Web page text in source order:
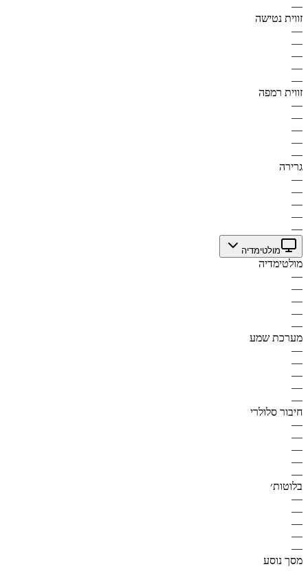
—
זווית נטישה
—
—
—
—
—
זווית רמפה
—
—
—
—
—
גרירה
—
—
—
—
—
מולטימדיה
מולטימדיה
—
—
—
—
—
מערכת שמע
—
—
—
—
—
חיבור סלולרי
—
—
—
—
—
בלוטות׳
—
—
—
—
—
מסך נוסע